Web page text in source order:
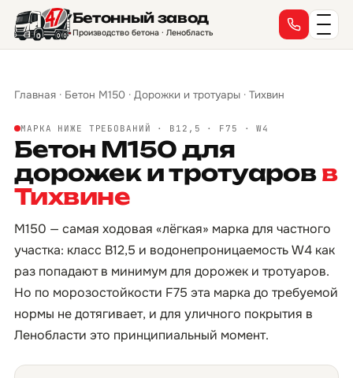
Бетонный завод
Производство бетона · Ленобласть
Главная · Бетон М150 · Дорожки и тротуары · Тихвин
МАРКА НИЖЕ ТРЕБОВАНИЙ · B12,5 · F75 · W4
Бетон М150 для
дорожек и тротуаров в
Тихвине
М150 — самая ходовая «лёгкая» марка для частного
участка: класс B12,5 и водонепроницаемость W4 как
раз попадают в минимум для дорожек и тротуаров.
Но по морозостойкости F75 эта марка до требуемой
нормы не дотягивает, и для уличного покрытия в
Ленобласти это принципиальный момент.